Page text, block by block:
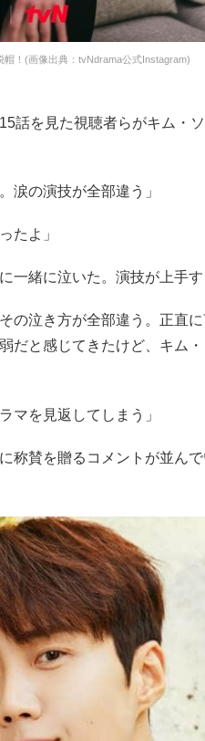
！(画像出典：tvNdrama公式Instagram)
話を見た視聴者らがキム・
涙の演技が全部違う」
たよ」
一緒に泣いた。演技が上手す
の泣き方が全部違う。正直
だと感じてきたけど、キム
マを見返してしまう」
称賛を贈るコメントが並んで